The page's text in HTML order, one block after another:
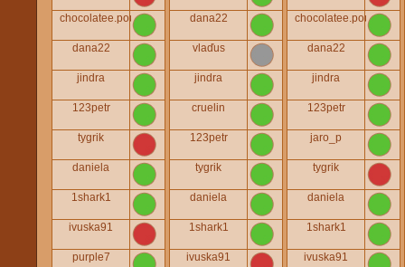
chocolatee.poupee
dana22
jindra
123petr
tygrik
daniela
1shark1
ivuska91
purple7
dana22
vlaďus
jindra
cruelin
123petr
tygrik
daniela
1shark1
ivuska91
chocolatee.poupee
dana22
jindra
123petr
jaro_p
tygrik
daniela
1shark1
ivuska91